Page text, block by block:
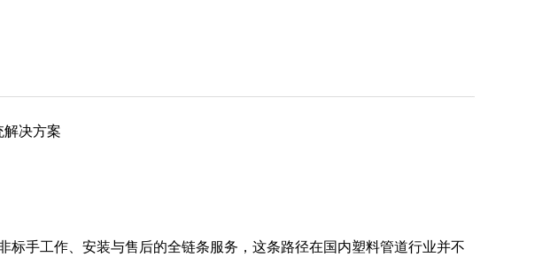
解决方案
标手工作、安装与售后的全链条服务，这条路径在国内塑料管道行业并不